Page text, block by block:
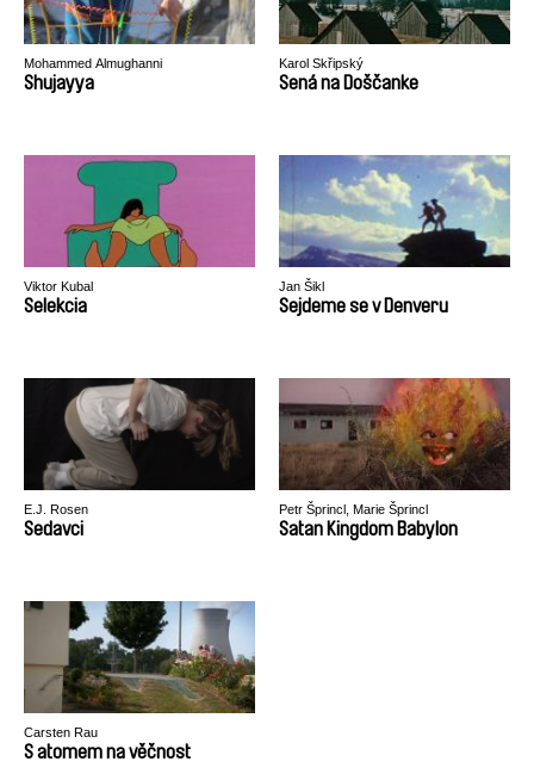
Mohammed Almughanni
Shujayya
Karol Skřipský
Sená na Doščanke
Viktor Kubal
Selekcia
Jan Šikl
Sejdeme se v Denveru
E.J. Rosen
Sedavci
Petr Šprincl, Marie Šprincl
Satan Kingdom Babylon
Carsten Rau
S atomem na věčnost